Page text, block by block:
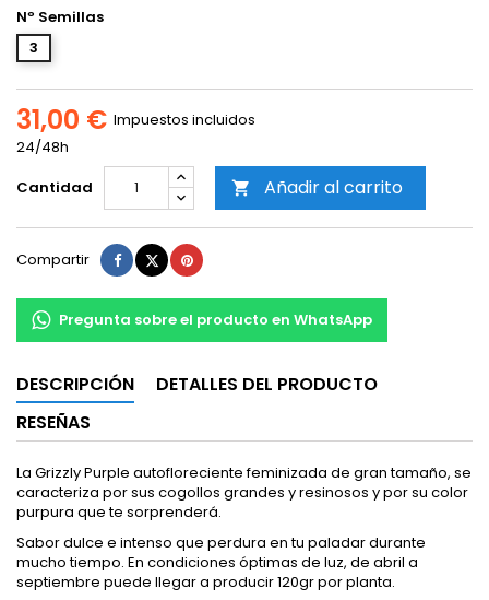
Nº Semillas
3
31,00 € Impuestos incluidos
24/48h
Cantidad
 Añadir al carrito
Compartir Compartir
TuitearPinterest
Pregunta sobre el producto en WhatsApp
DESCRIPCIÓN
DETALLES DEL PRODUCTO
RESEÑAS
La Grizzly Purple autofloreciente feminizada de gran tamaño, se
caracteriza por sus cogollos grandes y resinosos y por su color
purpura que te sorprenderá.
Sabor dulce e intenso que perdura en tu paladar durante
mucho tiempo. En condiciones óptimas de luz, de abril a
septiembre puede llegar a producir 120gr por planta.